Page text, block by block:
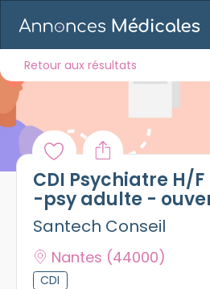
Retour aux résultats
CDI Psychiatre H/
-psy adulte -
Santech Conseil
Nantes (44000)
CDI